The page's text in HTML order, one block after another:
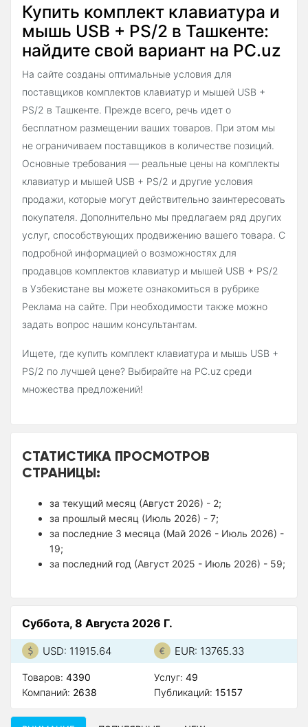
Купить комплект клавиатура и
мышь USB + PS/2 в Ташкенте:
найдите свой вариант на PC.uz
На сайте созданы оптимальные условия для
поставщиков комплектов клавиатур и мышей USB +
PS/2 в Ташкенте. Прежде всего, речь идет о
бесплатном размещении ваших товаров. При этом мы
не ограничиваем поставщиков в количестве позиций.
Основные требования — реальные цены на комплекты
клавиатур и мышей USB + PS/2 и другие условия
продажи, которые могут действительно заинтересовать
покупателя. Дополнительно мы предлагаем ряд других
услуг, способствующих продвижению вашего товара. С
подробной информацией о возможностях для
продавцов комплектов клавиатур и мышей USB + PS/2
в Узбекистане вы можете ознакомиться в рубрике
Реклама на сайте. При необходимости также можно
задать вопрос нашим консультантам.
Ищете, где купить комплект клавиатура и мышь USB +
PS/2 по лучшей цене? Выбирайте на PC.uz среди
множества предложений!
СТАТИСТИКА ПРОСМОТРОВ
СТРАНИЦЫ:
за текущий месяц (Август 2026) - 2;
за прошлый месяц (Июль 2026) - 7;
за последние 3 месяца (Май 2026 - Июль 2026) -
19;
за последний год (Август 2025 - Июль 2026) - 59;
Суббота, 8 Августа 2026 Г.
USD: 11915.64 EUR: 13765.33
Товаров: 4390
Компаний: 2638
Услуг: 49
Публикаций: 15157